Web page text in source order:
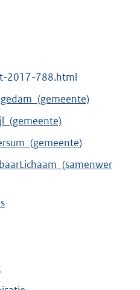
2017-788.html